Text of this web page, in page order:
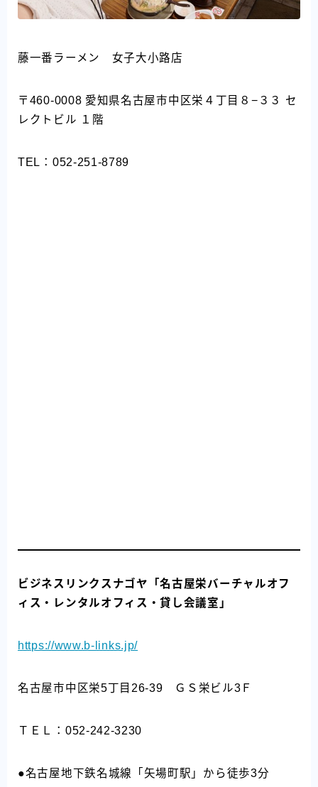
藤一番ラーメン 女子大小路店
〒460-0008 愛知県名古屋市中区栄４丁目８−３３ セ
レクトビル １階
TEL：052-251-8789
ビジネスリンクスナゴヤ「名古屋栄バーチャルオフ
ィス・レンタルオフィス・貸し会議室」
https://www.b-links.jp/
名古屋市中区栄5丁目26-39 ＧＳ栄ビル3Ｆ
ＴＥＬ：052-242-3230
●名古屋地下鉄名城線「矢場町駅」から徒歩3分